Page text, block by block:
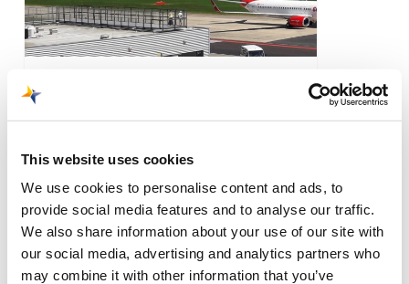
This website uses cookies
We use cookies to personalise content and ads, to
provide social media features and to analyse our traffic.
We also share information about your use of our site with
our social media, advertising and analytics partners who
may combine it with other information that you’ve
21 juni 2023
Panoramaterras
laatste dag
van het uitzicht genieten
vanaf ons panoramaterras.